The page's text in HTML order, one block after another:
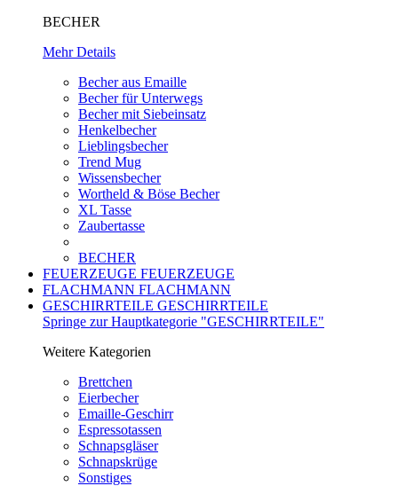
BECHER
Mehr Details
Becher aus Emaille
Becher für Unterwegs
Becher mit Siebeinsatz
Henkelbecher
Lieblingsbecher
Trend Mug
Wissensbecher
Wortheld & Böse Becher
XL Tasse
Zaubertasse
BECHER
FEUERZEUGE FEUERZEUGE
FLACHMANN FLACHMANN
GESCHIRRTEILE GESCHIRRTEILE
Springe zur Hauptkategorie "GESCHIRRTEILE"
Weitere Kategorien
Brettchen
Eierbecher
Emaille-Geschirr
Espressotassen
Schnapsgläser
Schnapskrüge
Sonstiges